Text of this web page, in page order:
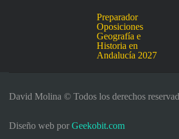
Preparador
Oposiciones
Geografía e
Historia en
Andalucía 2027
David Molina © Todos los derechos
Diseño web por Geekobit.com